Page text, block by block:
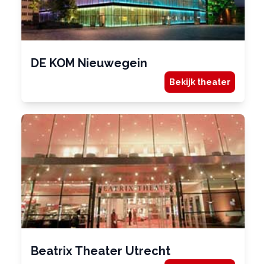
DE KOM Nieuwegein
Bekijk theater
Beatrix Theater Utrecht